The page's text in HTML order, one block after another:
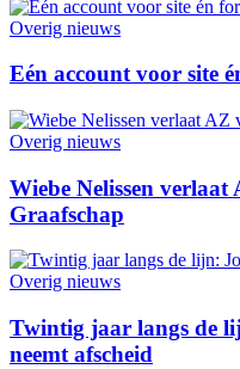
Overig nieuws
Eén account voor site
Overig nieuws
Wiebe Nelissen
Graafschap
Overig nieuws
Twintig jaar langs de
neemt afscheid